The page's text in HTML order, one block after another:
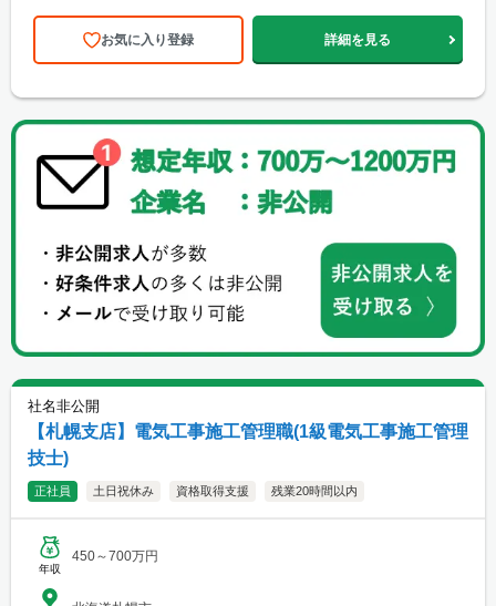
お気に入り登録 詳細を見る
社名非公開
【札幌支店】電気工事施工管理職(1級電気工事施工管理
技士)
正社員 土日祝休み 資格取得支援 残業20時間以内
年収
450～700万円